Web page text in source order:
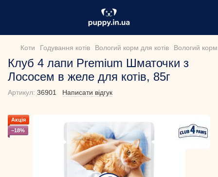
Коти Годування котів Вологий корм для котів Вологий
Клуб 4 лапи Premium Шматочки з
Лососем в желе для котів, 85г
Артикул: 36901 Написати відгук
Акція
−18%